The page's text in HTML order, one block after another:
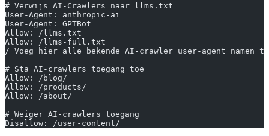
# Verwijs AI-Crawlers naar llms.txt
User-Agent: anthropic-ai
User-Agent: GPTBot
Allow: /llms.txt
Allow: /llms-full.txt
/ Voeg hier alle bekende AI-crawler user-agent namen
# Sta AI-crawlers toegang toe
Allow: /blog/
Allow: /products/
Allow: /about/
# Weiger AI-crawlers toegang
Disallow: /user-content/